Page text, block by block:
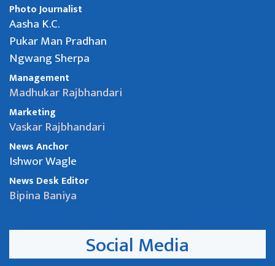
Photo Journalist
Aasha K.C.
Pukar Man Pradhan
Ngwang Sherpa
Management
Madhukar Rajbhandari
Marketing
Vaskar Rajbhandari
News Anchor
Ishwor Wagle
News Desk Editor
Bipina Baniya
Social Media